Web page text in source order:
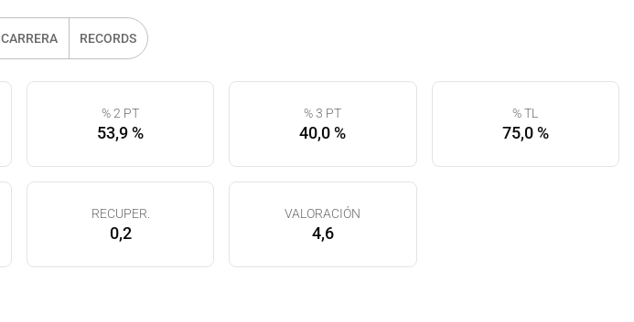
CARRERA RECORDS
% 2 PT
53,9 %
% 3 PT
40,0 %
% TL
75,0 %
RECUPER.
0,2
VALORACIÓN
4,6